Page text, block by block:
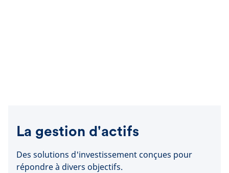
La gestion d'actifs
Des solutions d'investissement conçues pour
répondre à divers objectifs.